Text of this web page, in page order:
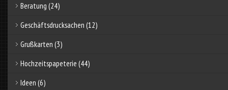
Beratung (24)
Geschäftsdrucksachen (12)
Grußkarten (3)
Hochzeitspapeterie (44)
Ideen (6)